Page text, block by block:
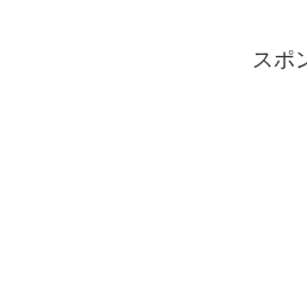
スポ